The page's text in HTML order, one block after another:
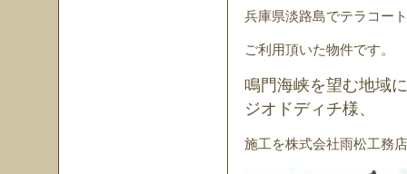
兵庫県淡路島でテラコー
ご利用頂いた物件です。
鳴門海峡を望む地域
ジオドディチ様、
施工を株式会社雨松工務